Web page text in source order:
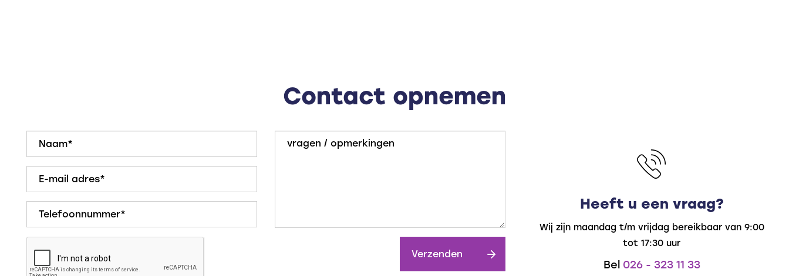
Contact opnemen
Verzenden
Heeft u een vraag?
Wij zijn maandag t/m vrijdag bereikbaar van 9:00
tot 17:30 uur
Bel 026 - 323 11 33